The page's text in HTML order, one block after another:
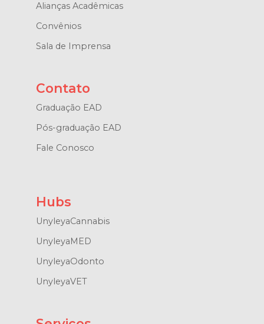
Alianças Acadêmicas
Convênios
Sala de Imprensa
Contato
Graduação EAD
Pós-graduação EAD
Fale Conosco
Hubs
UnyleyaCannabis
UnyleyaMED
UnyleyaOdonto
UnyleyaVET